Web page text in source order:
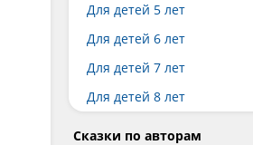
Для детей 5 лет
Для детей 6 лет
Для детей 7 лет
Для детей 8 лет
Сказки по авторам